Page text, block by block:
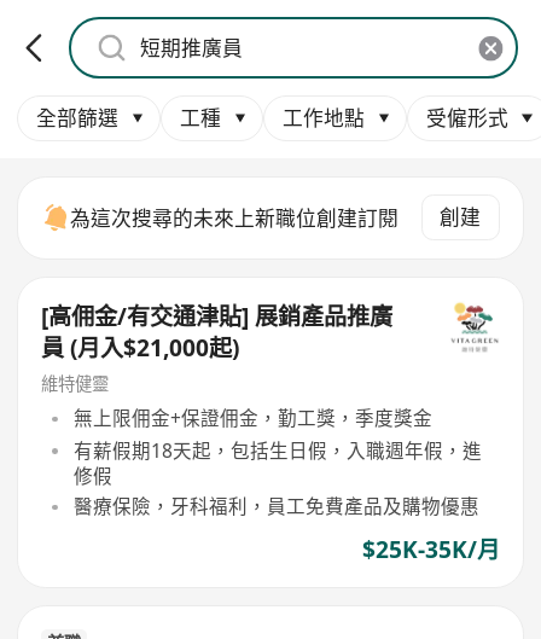
全部篩選 工種 工作地點 受僱形式
為這次搜尋的未來上新職位創建訂閱 創建
[高佣金/有交通津貼] 展銷產品推廣
員 (月入$21,000起)
維特健靈
無上限佣金+保證佣金，勤工獎，季度獎金
有薪假期18天起，包括生日假，入職週年假，進
修假
醫療保險，牙科福利，員工免費產品及購物優惠
$25K-35K/月